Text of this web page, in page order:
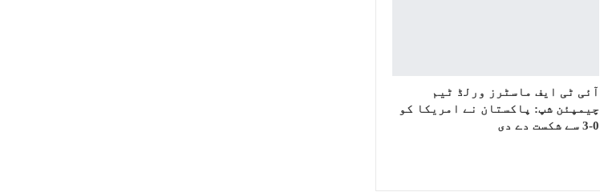
آئی ٹی ایف ماسٹرز ورلڈ ٹیم
چیمپئن شپ: پاکستان نے امریکا کو
0-3 سے شکست دے دی